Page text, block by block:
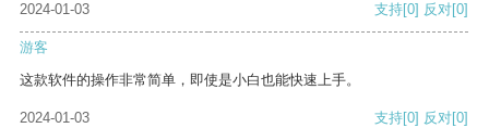
2024-01-03
支持[0] 反对[0]
游客
这款软件的操作非常简单，即使是小白也能快速上手。
2024-01-03 支持[0] 反对[0]